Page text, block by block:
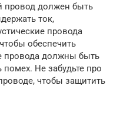
должен быть
ток,
провода
обеспечить
провода должны быть
Не забудьте про
чтобы защитить